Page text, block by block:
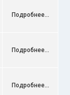
Подробнее...
Подробнее...
Подробнее...